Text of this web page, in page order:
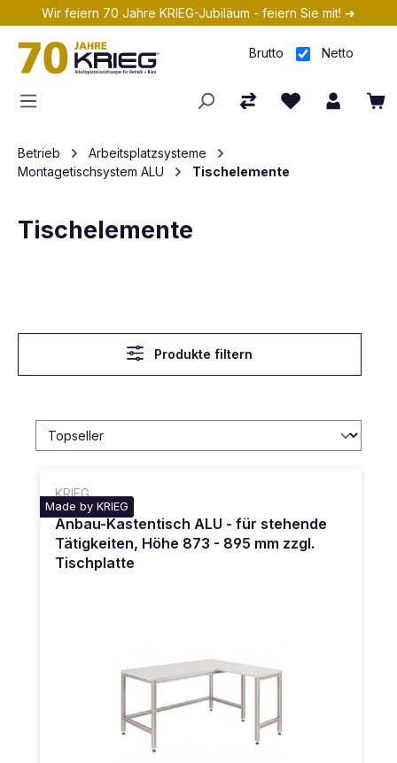
Zum Hauptinhalt springen
Wir feiern 70 Jahre KRIEG-Jubiläum - feiern Sie mit! ➔
Brutto Netto
Betrieb
Arbeitsplatzsysteme
Montagetischsystem ALU
Tischelemente
Tischelemente
Produkte filtern
KRIEG
Made by KRIEG
Anbau-Kastentisch ALU - für stehende
Tätigkeiten, Höhe 873 - 895 mm zzgl.
Tischplatte